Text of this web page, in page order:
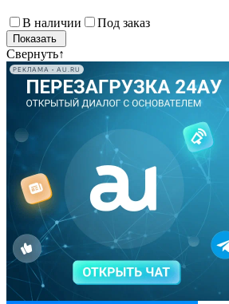
В наличии Под заказ
Свернуть↑
РЕКЛАМА • AU.RU